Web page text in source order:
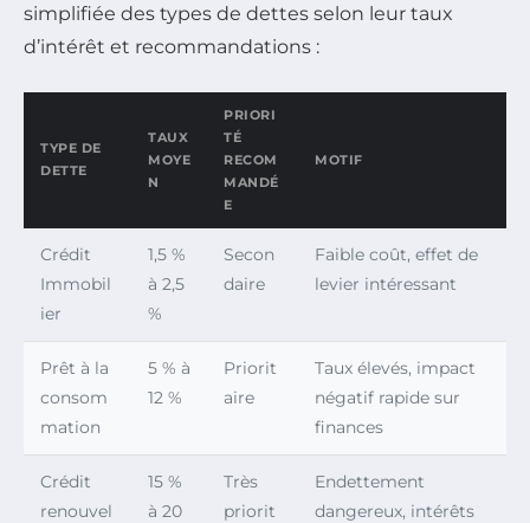
simplifiée des types de dettes selon leur taux
d’intérêt et recommandations :
TYPE DE
DETTE
TAUX
MOYE
N
PRIORI
TÉ
RECOM
MANDÉ
E
MOTIF
Crédit
Immobil
ier
1,5 %
à 2,5
%
Secon
daire
Faible coût, effet de
levier intéressant
Prêt à la
consom
mation
5 % à
12 %
Priorit
aire
Taux élevés, impact
négatif rapide sur
finances
Crédit
renouvel
15 %
à 20
Très
priorit
Endettement
dangereux, intérêts